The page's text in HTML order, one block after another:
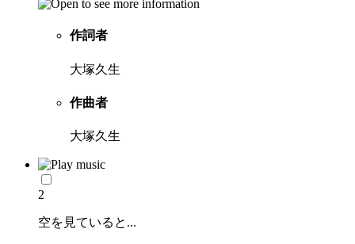
作詞者
大塚久生
作曲者
大塚久生
2
空を見ていると...